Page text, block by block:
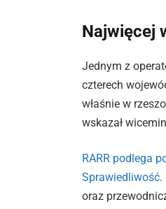
Najwięcej
Jednym z
czterech
właśnie w
wskazał
RARR podlega
Sprawiedliwość.
oraz